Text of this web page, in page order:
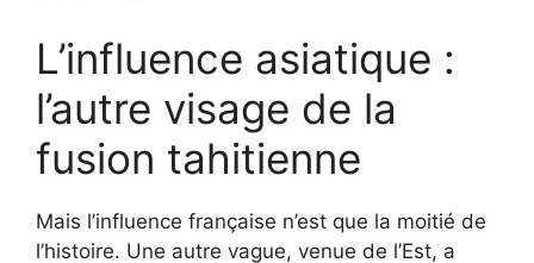
L’influence asiatique :
l’autre visage de la
fusion tahitienne
Mais l’influence française n’est que la moitié de
l’histoire. Une autre vague, venue de l’Est, a